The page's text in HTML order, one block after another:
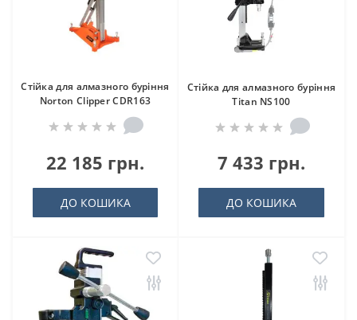
Стійка для алмазного буріння
Norton Clipper CDR163
22 185 грн.
ДО КОШИКА
Стійка для алмазного буріння
Titan NS100
7 433 грн.
ДО КОШИКА